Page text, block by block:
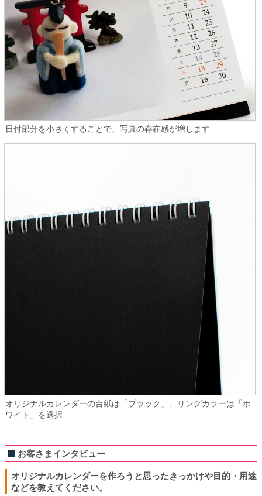
日付部分を小さくすることで、写真の存在感が増します
オリジナルカレンダーの台紙は「ブラック」、リングカラーは「ホ
ワイト」を選択
お客さまインタビュー
オリジナルカレンダーを作ろうと思ったきっかけや目的・用途
などを教えてください。